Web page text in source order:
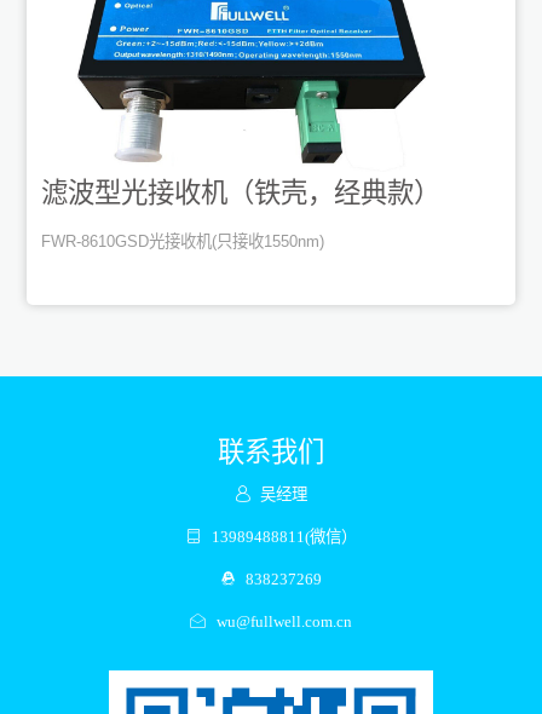
滤波型光接收机（铁壳，经典款）
FWR-8610GSD光接收机(只接收1550nm)
联系我们
吴经理
13989488811(微信）
838237269
wu@fullwell.com.cn